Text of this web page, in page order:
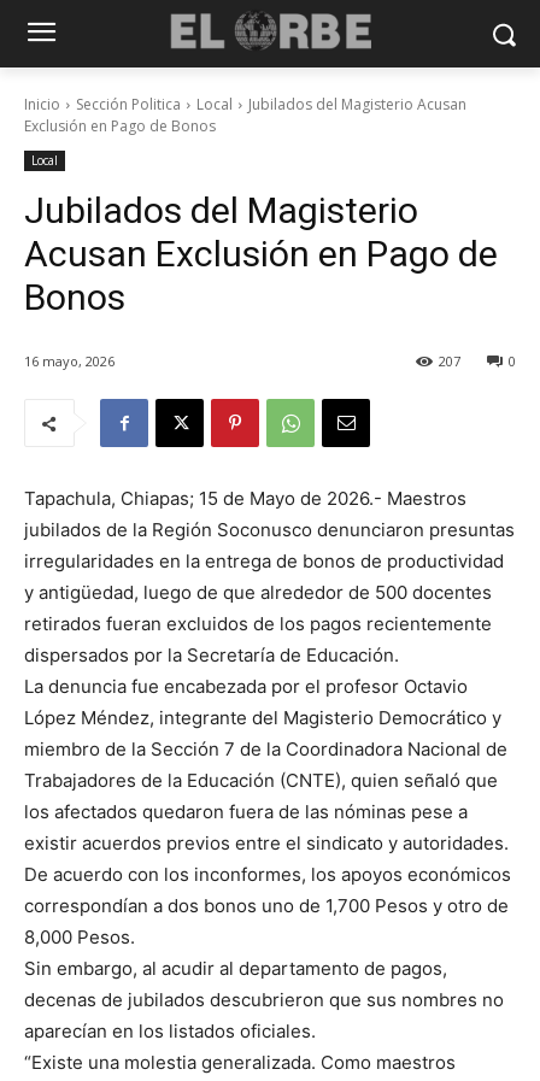
Inicio Sección Politica Local
Jubilados del Magisterio Acusan
Exclusión en Pago de Bonos
Local
Jubilados del Magisterio
Acusan Exclusión en Pago de
Bonos
16 mayo, 2026 0
207
Tapachula, Chiapas; 15 de Mayo de 2026.- Maestros
jubilados de la Región Soconusco denunciaron presuntas
irregularidades en la entrega de bonos de productividad
y antigüedad, luego de que alrededor de 500 docentes
retirados fueran excluidos de los pagos recientemente
dispersados por la Secretaría de Educación.
La denuncia fue encabezada por el profesor Octavio
López Méndez, integrante del Magisterio Democrático y
miembro de la Sección 7 de la Coordinadora Nacional de
Trabajadores de la Educación (CNTE), quien señaló que
los afectados quedaron fuera de las nóminas pese a
existir acuerdos previos entre el sindicato y autoridades.
De acuerdo con los inconformes, los apoyos económicos
correspondían a dos bonos uno de 1,700 Pesos y otro de
8,000 Pesos.
Sin embargo, al acudir al departamento de pagos,
decenas de jubilados descubrieron que sus nombres no
aparecían en los listados oficiales.
“Existe una molestia generalizada. Como maestros